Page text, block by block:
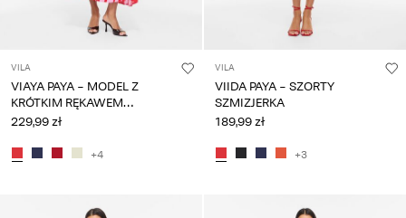
VILA
VIAYA PAYA - MODEL Z
KRÓTKIM RĘKAWEM
SZMIZJERKA
229,99 zł
+4
VILA
VIIDA PAYA - SZORTY
SZMIZJERKA
189,99 zł
+3